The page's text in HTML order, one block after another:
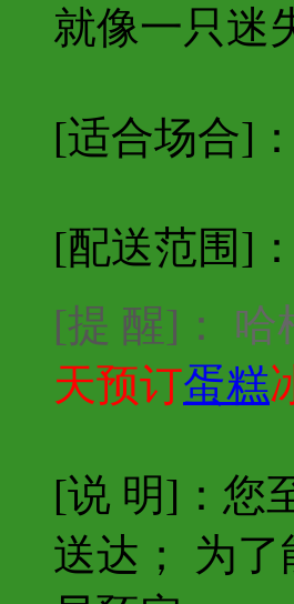
就像一只迷
[适合场合]
[配送范围]
[提 醒]： 哈
天预订蛋糕
[说 明]：您
送达； 为